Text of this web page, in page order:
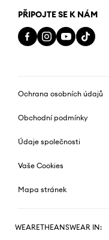
PŘIPOJTE SE K NÁM
Ochrana osobních údajů
Obchodní podmínky
Údaje společnosti
Vaše Cookies
Mapa stránek
WEARETHEANSWEAR IN: